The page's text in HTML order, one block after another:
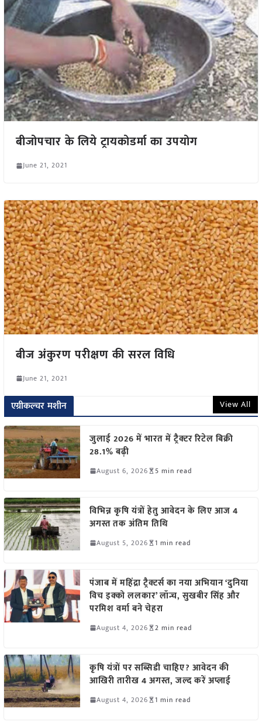
बीजोपचार के लिये ट्रायकोडर्मा का उपयोग
June 21, 2021
बीज अंकुरण परीक्षण की सरल विधि
June 21, 2021
एग्रीकल्चर मशीन View All
जुलाई 2026 में भारत में ट्रैक्टर रिटेल बिक्री
28.1% बढ़ी
August 6, 2026 5 min read
विभिन्न कृषि यंत्रों हेतु आवेदन के लिए आज 4
अगस्त तक अंतिम तिथि
August 5, 2026 1 min read
पंजाब में महिंद्रा ट्रैक्टर्स का नया अभियान ‘दुनिया
विच इक्को ललकार’ लॉन्च, सुखबीर सिंह और
परमिश वर्मा बने चेहरा
August 4, 2026 2 min read
कृषि यंत्रों पर सब्सिडी चाहिए? आवेदन की
आखिरी तारीख 4 अगस्त, जल्द करें अप्लाई
August 4, 2026 1 min read